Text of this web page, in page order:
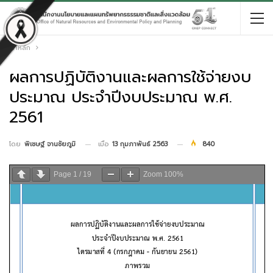
หน้าหลัก
ผลการปฏิบัติงานและผลการใช้จ่ายงบ
ประมาณ ประจำปีงบประมาณ พ.ศ.
2561
โดย พิเชษฐ์ จานชัยภูมิ เมื่อ 13 กุมภาพันธ์ 2563 840
Page 1 / 19 Zoom 100%